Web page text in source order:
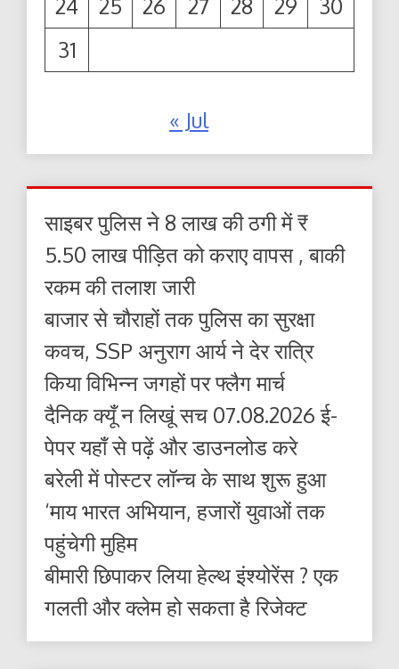
24 25 26 27 28 29
30
31
« Jul
साइबर पुलिस ने 8 लाख की ठगी में ₹
5.50 लाख पीड़ित को कराए वापस , बाकी
रकम की तलाश जारी
बाजार से चौराहों तक पुलिस का सुरक्षा
कवच, SSP अनुराग आर्य ने देर रात्रि
किया विभिन्न जगहों पर फ्लैग मार्च
दैनिक क्यूँ न लिखूं सच 07.08.2026 ई-
पेपर यहाँ से पढ़ें और डाउनलोड करे
बरेली में पोस्टर लॉन्च के साथ शुरू हुआ
‘माय भारत अभियान, हजारों युवाओं तक
पहुंचेगी मुहिम
बीमारी छिपाकर लिया हेल्थ इंश्योरेंस ? एक
गलती और क्लेम हो सकता है रिजेक्ट